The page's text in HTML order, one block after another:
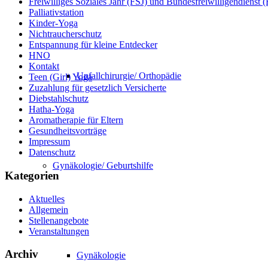
Unfallchirurgie/ Orthopädie
Gynäkologie/ Geburtshilfe
Gynäkologie
Palliativstation
Kinder-Yoga
Nichtraucherschutz
Entspannung für kleine Entdecker
HNO
Kontakt
Teen (Girl) Yoga
Zuzahlung für gesetzlich Versicherte
Diebstahlschutz
Hatha-Yoga
Aromatherapie für Eltern
Gesundheitsvorträge
Impressum
Datenschutz
Kategorien
Aktuelles
Allgemein
Stellenangebote
Veranstaltungen
Archiv